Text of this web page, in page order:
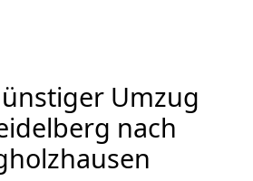
Umzug
nach